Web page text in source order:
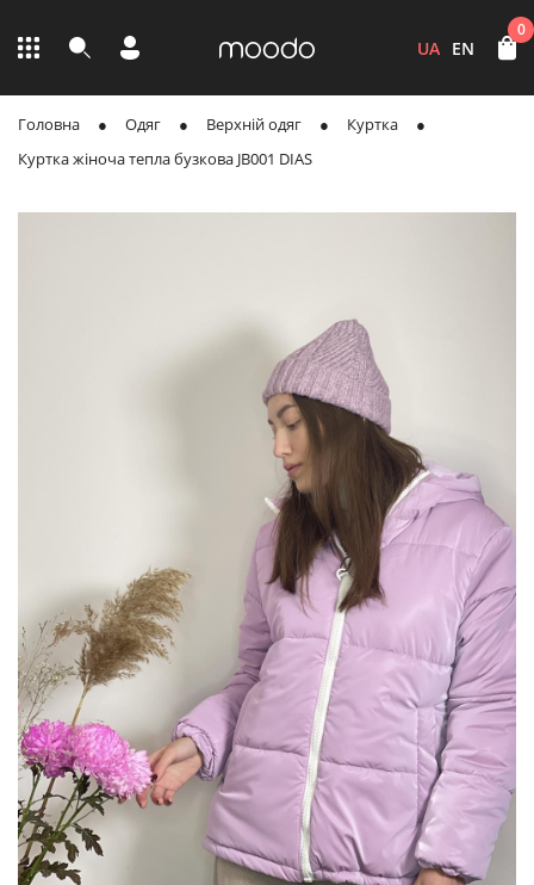
UA EN
0
Головна Одяг Верхній одяг
Куртка
Куртка жіноча тепла бузкова JB001 DIAS